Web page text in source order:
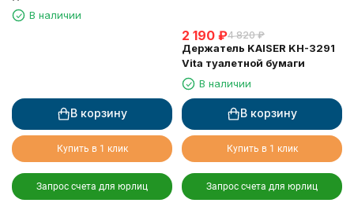
держателем
В наличии
В корзину
Купить в 1 клик
Запрос счета для юрлиц
2 190 ₽4 820 ₽
Держатель KAISER KH-3291
Vita туалетной бумаги
В наличии
В корзину
Купить в 1 клик
Запрос счета для юрлиц